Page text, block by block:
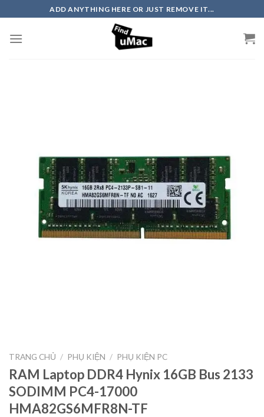
to
content
ADD ANYTHING HERE OR JUST REMOVE IT...
TRANG CHỦ / PHỤ KIỆN / PHỤ KIỆN PC
RAM Laptop DDR4 Hynix 16GB Bus 2133
SODIMM PC4-17000
HMA82GS6MFR8N-TF